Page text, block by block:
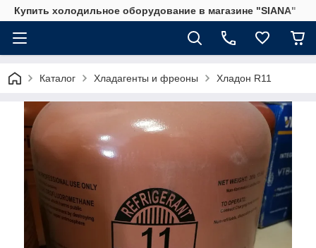
Купить холодильное оборудование в магазине "SIANA"
Каталог Хладагенты и фреоны Хладон R11